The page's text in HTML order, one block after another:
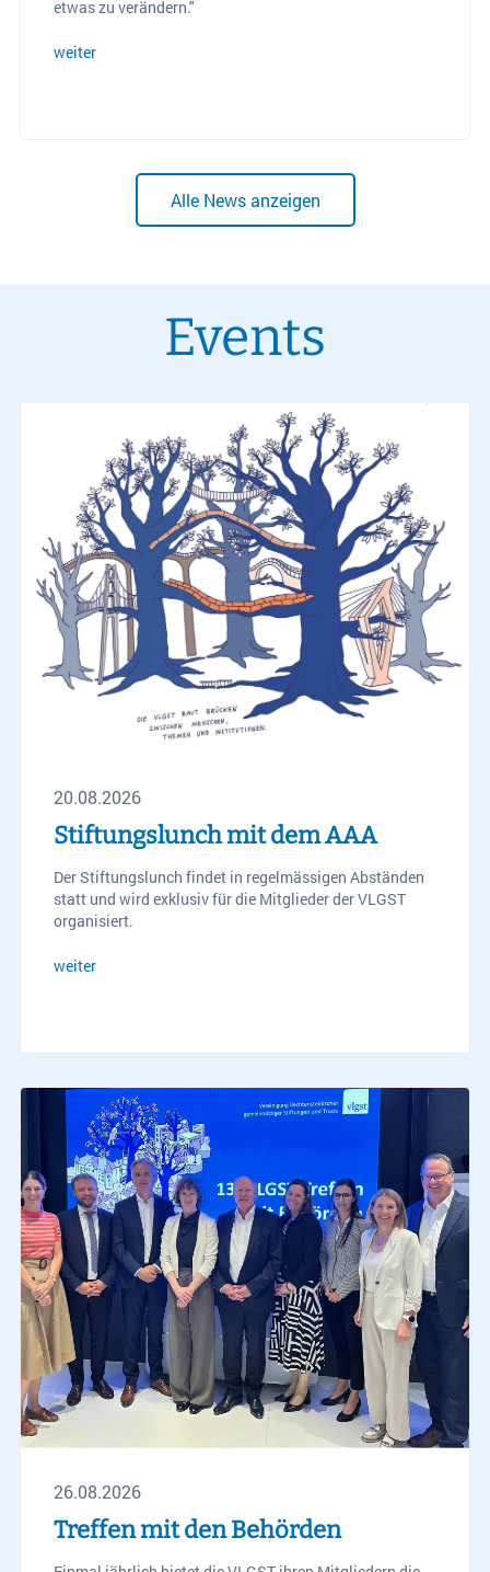
etwas zu verändern."
weiter
Alle News anzeigen
Events
20.08.2026
Stiftungslunch mit dem AAA
Der Stiftungslunch findet in regelmässigen Abständen
statt und wird exklusiv für die Mitglieder der VLGST
organisiert.
weiter
26.08.2026
Treffen mit den Behörden